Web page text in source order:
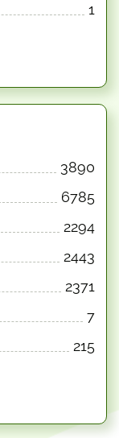
1
3890
6785
2294
2443
2371
7
215